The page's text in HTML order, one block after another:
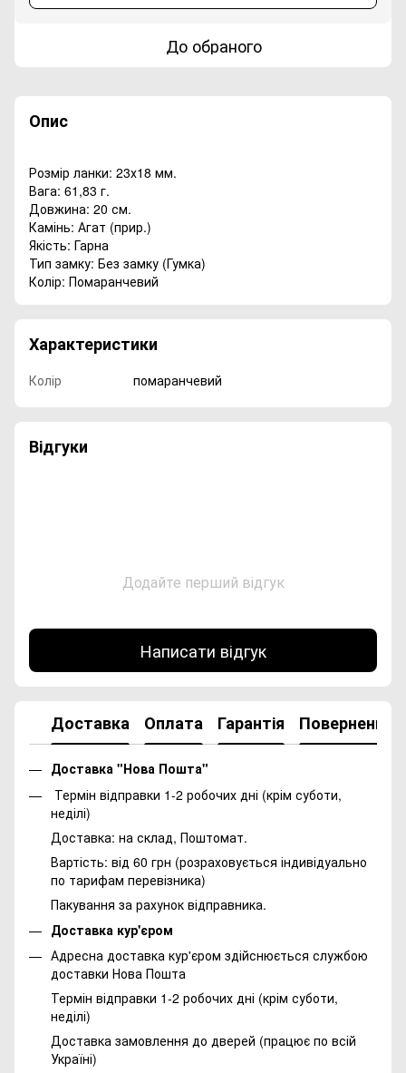
До обраного
Опис
Розмір ланки: 23х18 мм.
Вага: 61,83 г.
Довжина: 20 см.
Камінь: Агат (прир.)
Якість: Гарна
Тип замку: Без замку (Гумка)
Колір: Помаранчевий
Характеристики
Колір помаранчевий
Відгуки
Додайте перший відгук
Написати відгук
Доставка Оплата Гарантія Повернення
Доставка "Нова Пошта"
Термін відправки 1-2 робочих дні (крім суботи,
неділі)
Доставка: на склад, Поштомат.
Вартість: від 60 грн (розраховується індивідуально
по тарифам перевізника)
Пакування за рахунок відправника.
Доставка кур'єром
Адресна доставка кур'єром здійснюється службою
доставки Нова Пошта
Термін відправки 1-2 робочих дні (крім суботи,
неділі)
Доставка замовлення до дверей (працює по всій
Україні)